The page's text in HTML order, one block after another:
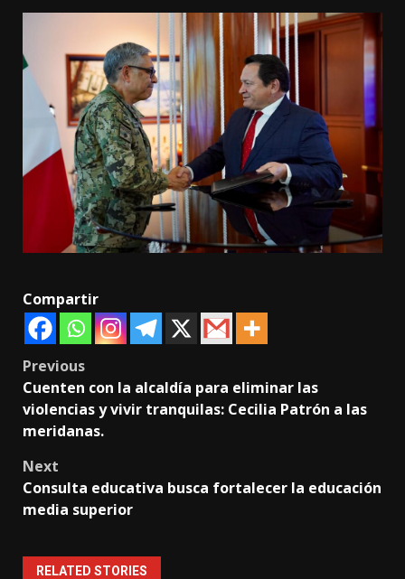
Compartir
Post
navigation
Previous
Cuenten con la alcaldía para eliminar las
violencias y vivir tranquilas: Cecilia Patrón a las
meridanas.
Next
Consulta educativa busca fortalecer la educación
media superior
RELATED STORIES